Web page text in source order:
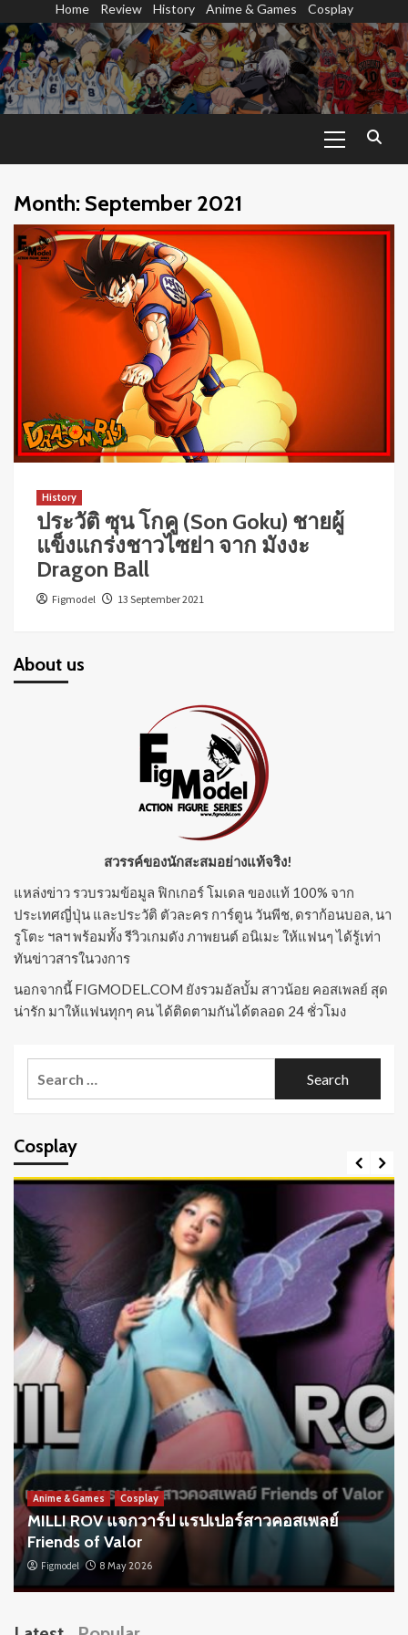
to
content
Home Review History Anime & Games Cosplay
Menu
Month: September 2021
History
ประวัติ ซุน โกคู (Son Goku) ชายผู้
แข็งแกร่งชาวไซย่า จาก มังงะ
Dragon Ball
Figmodel 13 September 2021
About us
สวรรค์ของนักสะสมอย่างแท้จริง!
แหล่งข่าว รวบรวมข้อมูล ฟิกเกอร์ โมเดล ของแท้ 100% จาก
ประเทศญี่ปุ่น และประวัติ ตัวละคร การ์ตูน วันพีช, ดราก้อนบอล, นา
รูโตะ ฯลฯ พร้อมทั้ง รีวิวเกมดัง ภาพยนต์ อนิเมะ ให้แฟนๆ ได้รู้เท่า
ทันข่าวสารในวงการ
นอกจากนี้ FIGMODEL.COM ยังรวมอัลบั้ม สาวน้อย คอสเพลย์ สุด
น่ารัก มาให้แฟนทุกๆ คน ได้ติดตามกันได้ตลอด 24 ชั่วโมง
Cosplay
Anime & Games Cosplay
MILLI ROV แจกวาร์ป แรปเปอร์สาวคอสเพลย์
Friends of Valor
Figmodel 8 May 2026